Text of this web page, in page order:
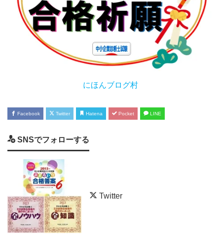
にほんブログ村
Facebook Twitter Hatena Pocket LINE
SNSでフォローする
Twitter